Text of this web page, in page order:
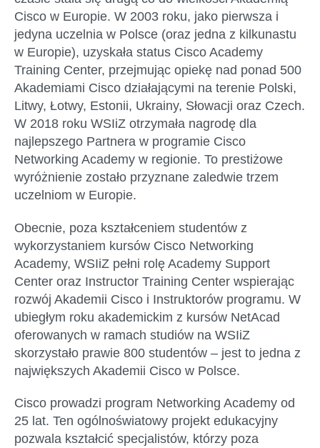
Cisco w Europie. W 2003 roku, jako pierwsza i
jedyna uczelnia w Polsce (oraz jedna z kilkunastu
w Europie), uzyskała status Cisco Academy
Training Center, przejmując opiekę nad ponad 500
Akademiami Cisco działającymi na terenie Polski,
Litwy, Łotwy, Estonii, Ukrainy, Słowacji oraz Czech.
W 2018 roku WSIiZ otrzymała nagrodę dla
najlepszego Partnera w programie Cisco
Networking Academy w regionie. To prestiżowe
wyróżnienie zostało przyznane zaledwie trzem
uczelniom w Europie.
Obecnie, poza kształceniem studentów z
wykorzystaniem kursów Cisco Networking
Academy, WSIiZ pełni rolę Academy Support
Center oraz Instructor Training Center wspierając
rozwój Akademii Cisco i Instruktorów programu. W
ubiegłym roku akademickim z kursów NetAcad
oferowanych w ramach studiów na WSIiZ
skorzystało prawie 800 studentów – jest to jedna z
największych Akademii Cisco w Polsce.
Cisco prowadzi program Networking Academy od
25 lat. Ten ogólnoświatowy projekt edukacyjny
pozwala kształcić specjalistów, którzy poza